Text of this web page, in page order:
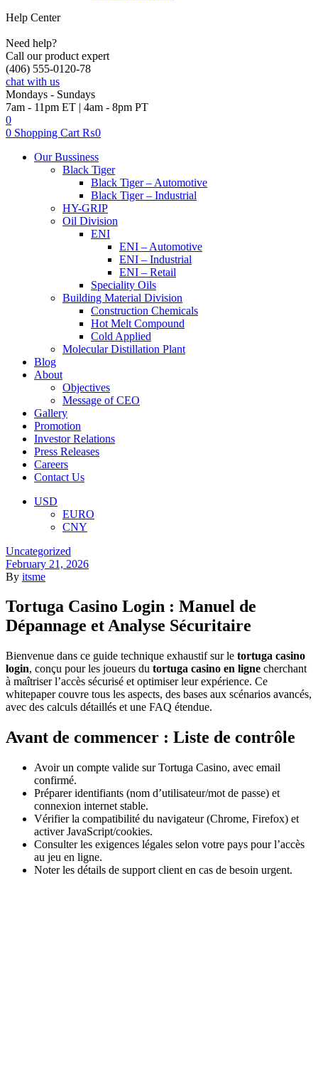
Help Center
Need help?
Call our product expert
(406) 555-0120-78
chat with us
Mondays - Sundays
7am - 11pm ET | 4am - 8pm PT
0
0 Shopping Cart ₨0
Our Bussiness
Black Tiger
Black Tiger – Automotive
Black Tiger – Industrial
HY-GRIP
Oil Division
ENI
ENI – Automotive
ENI – Industrial
ENI – Retail
Speciality Oils
Building Material Division
Construction Chemicals
Hot Melt Compound
Cold Applied
Molecular Distillation Plant
Blog
About
Objectives
Message of CEO
Gallery
Promotion
Investor Relations
Press Releases
Careers
Contact Us
Menu
USD
EURO
CNY
Categories
Uncategorized
February 21, 2026
By itsme
Tortuga Casino Login : Manuel de
Dépannage et Analyse Sécuritaire
Bienvenue dans ce guide technique exhaustif sur le tortuga casino
login, conçu pour les joueurs du tortuga casino en ligne cherchant
à maîtriser l’accès sécurisé et optimiser leur expérience. Ce
whitepaper couvre tous les aspects, des bases aux scénarios avancés,
avec des calculs détaillés et une FAQ étendue.
Avant de commencer : Liste de contrôle
Avoir un compte valide sur Tortuga Casino, avec email
confirmé.
Préparer identifiants (nom d’utilisateur/mot de passe) et
connexion internet stable.
Vérifier la compatibilité du navigateur (Chrome, Firefox) et
activer JavaScript/cookies.
Consulter les exigences légales selon votre pays pour l’accès
au jeu en ligne.
Noter les détails de support client en cas de besoin urgent.